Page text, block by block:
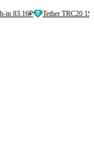
Tether TRC20 1$ →